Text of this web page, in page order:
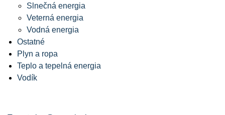
Slnečná energia
Veterná energia
Vodná energia
Ostatné
Plyn a ropa
Teplo a tepelná energia
Vodík